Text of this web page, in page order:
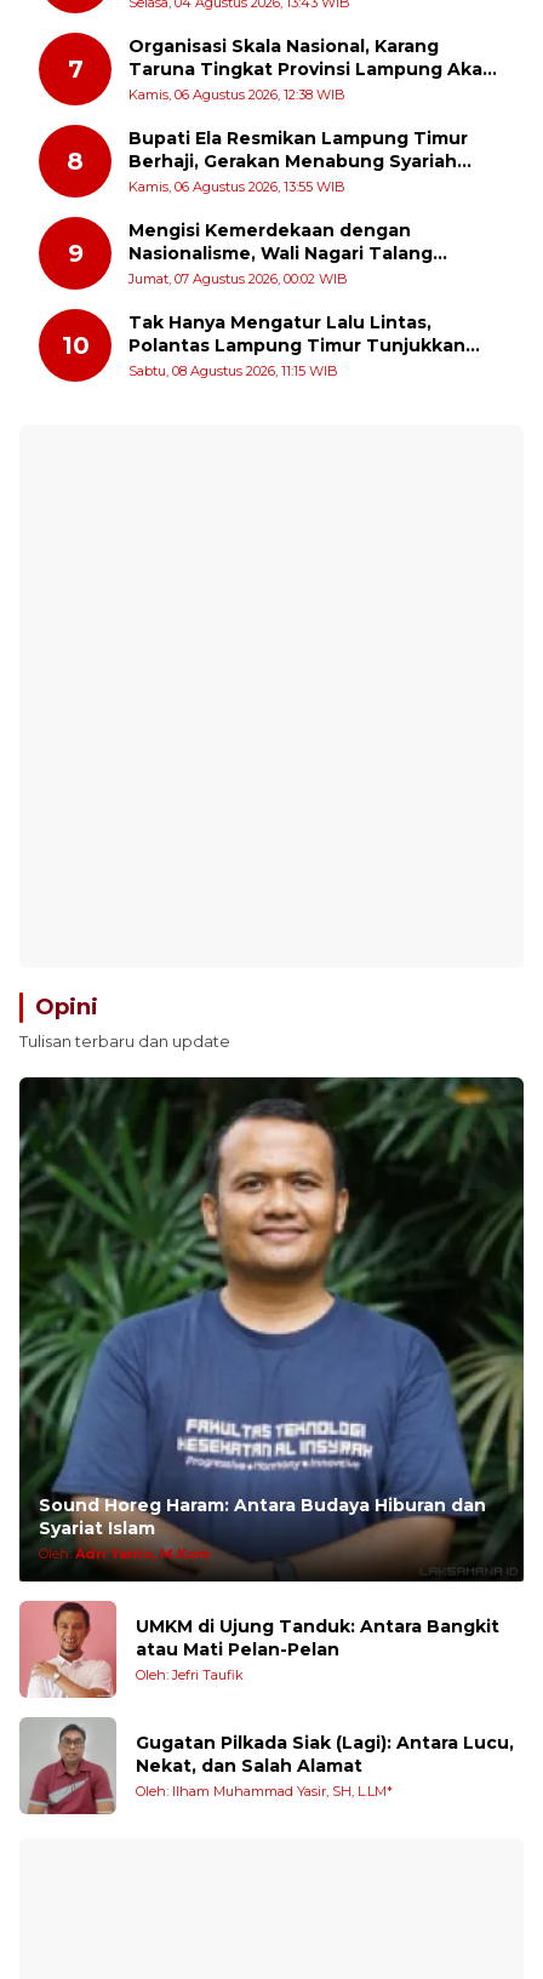
7
Organisasi Skala Nasional, Karang
Taruna Tingkat Provinsi Lampung Akan
Melakukan Temu Karya pada tanggal 7
Kamis, 06 Agustus 2026, 12:38 WIB
8
Bupati Ela Resmikan Lampung Timur
Berhaji, Gerakan Menabung Syariah
untuk Wujudkan Impian ke Tanah Suci
Kamis, 06 Agustus 2026, 13:55 WIB
9
Mengisi Kemerdekaan dengan
Nasionalisme, Wali Nagari Talang
Serukan Pengibaran Bendera Merah
Jumat, 07 Agustus 2026, 00:02 WIB
10
Tak Hanya Mengatur Lalu Lintas,
Polantas Lampung Timur Tunjukkan
Kepedulian Sosial
Sabtu, 08 Agustus 2026, 11:15 WIB
Opini
Tulisan terbaru dan update
Sound Horeg Haram: Antara Budaya Hiburan dan
Syariat Islam
Oleh:Adri Yanto, M.Kom
UMKM di Ujung Tanduk: Antara Bangkit
atau Mati Pelan-Pelan
Oleh: Jefri Taufik
Gugatan Pilkada Siak (Lagi): Antara Lucu,
Nekat, dan Salah Alamat
Oleh: Ilham Muhammad Yasir, SH, L.LM*